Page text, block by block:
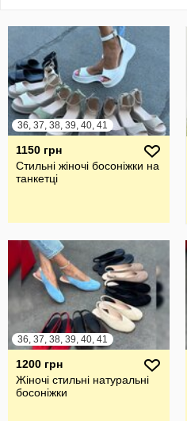
36, 37, 38, 39, 40, 41
1150 грн
Стильні жіночі босоніжки на
танкетці
36, 37, 38, 39, 40, 41
1200 грн
Жіночі стильні натуральні
босоніжки